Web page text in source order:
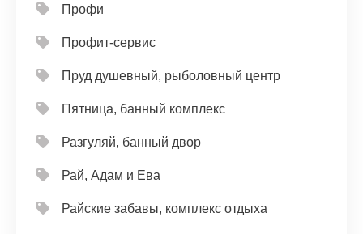
Профи
Профит-сервис
Пруд душевный, рыболовный центр
Пятница, банный комплекс
Разгуляй, банный двор
Рай, Адам и Ева
Райские забавы, комплекс отдыха